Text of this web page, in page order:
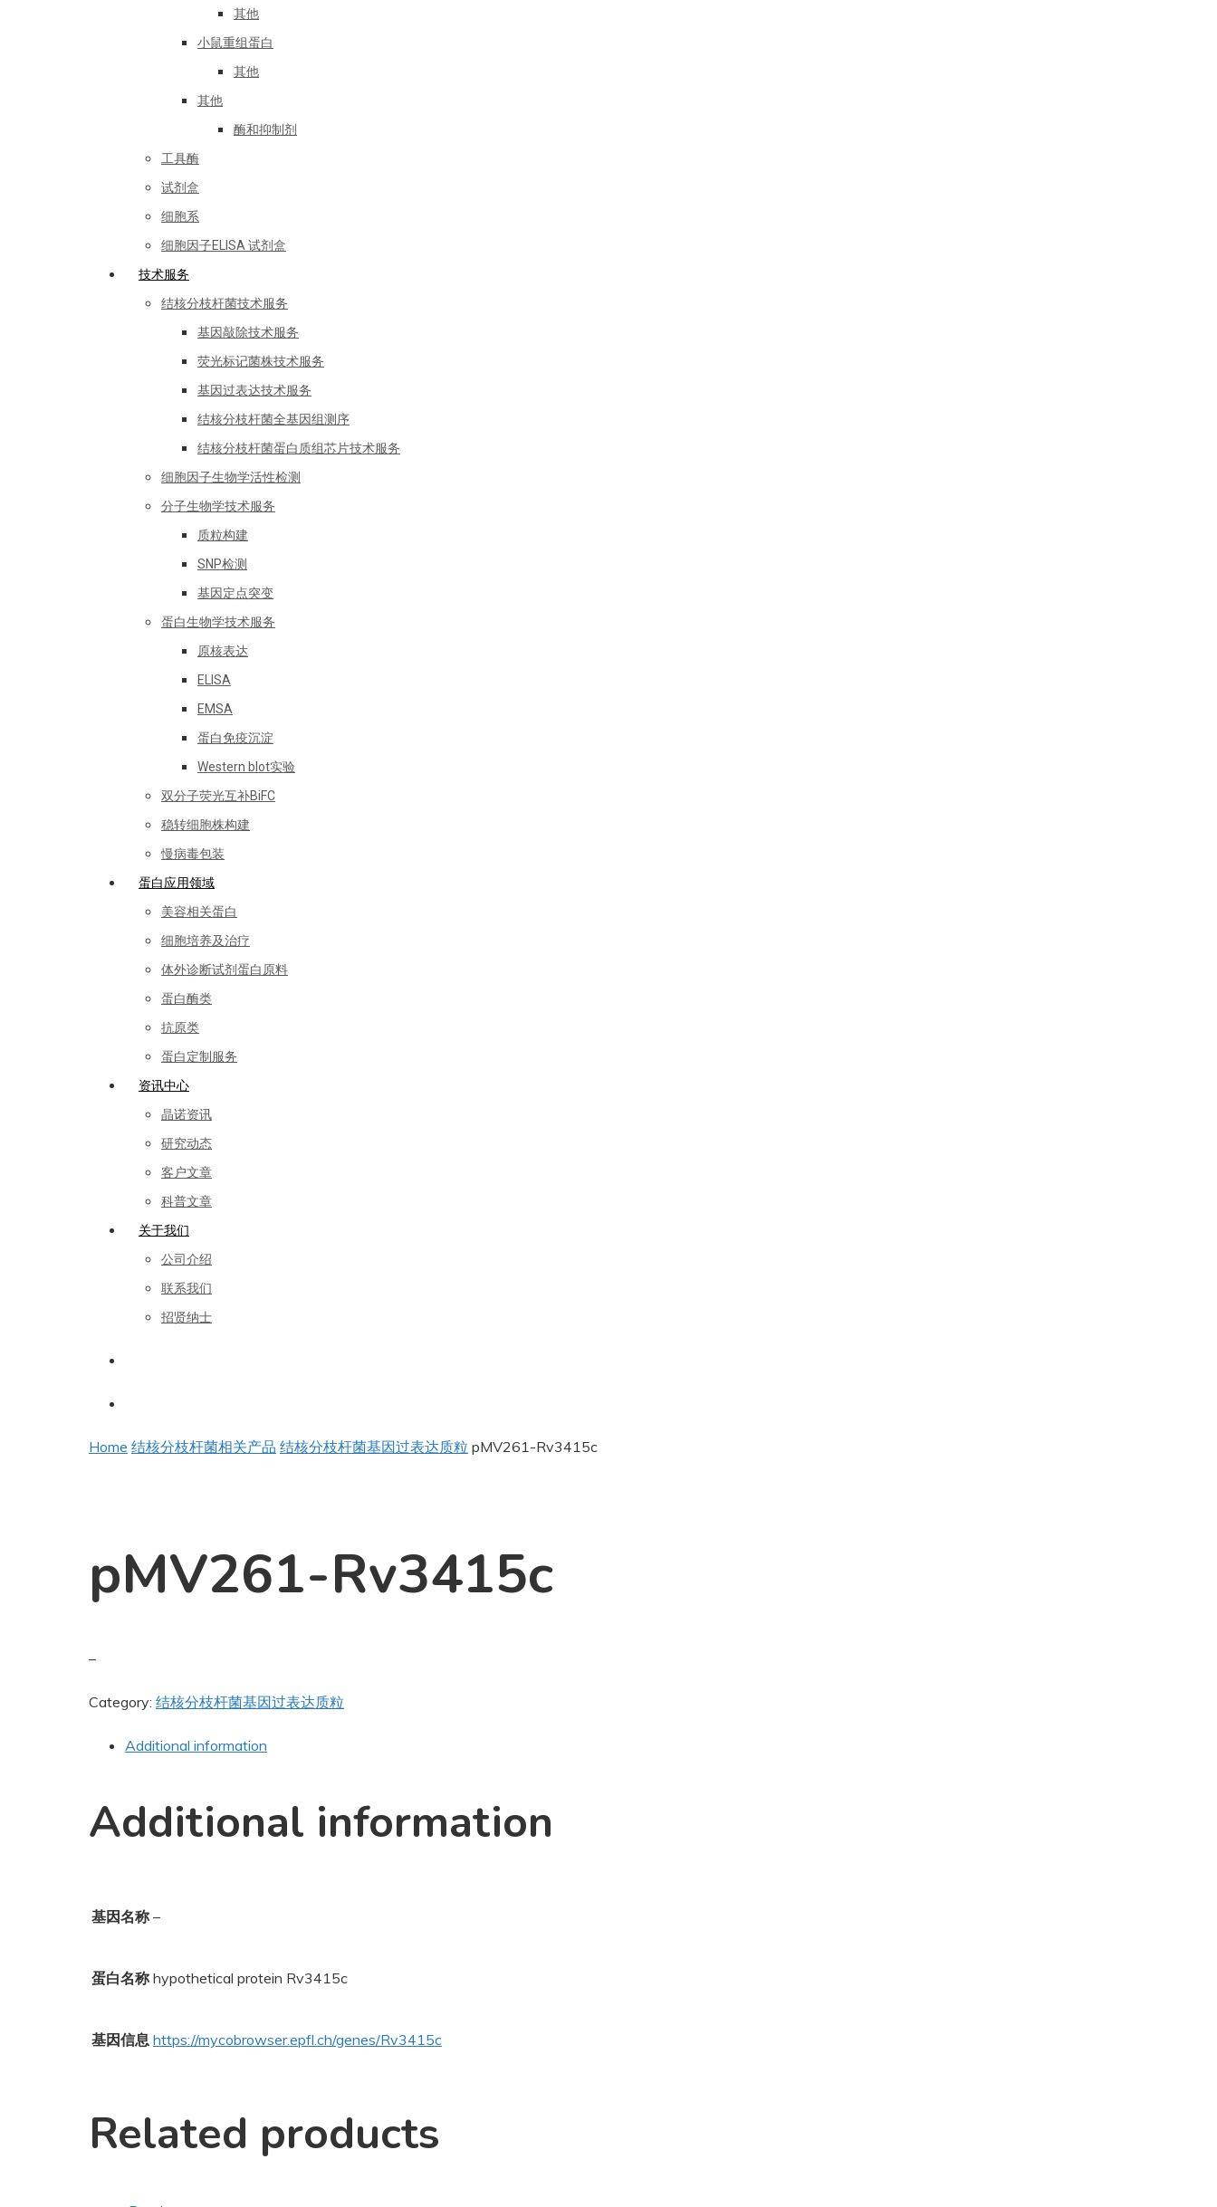
其他
小鼠重组蛋白
其他
其他
酶和抑制剂
工具酶
试剂盒
细胞系
细胞因子ELISA 试剂盒
技术服务
结核分枝杆菌技术服务
基因敲除技术服务
荧光标记菌株技术服务
基因过表达技术服务
结核分枝杆菌全基因组测序
结核分枝杆菌蛋白质组芯片技术服务
细胞因子生物学活性检测
分子生物学技术服务
质粒构建
SNP检测
基因定点突变
蛋白生物学技术服务
原核表达
ELISA
EMSA
蛋白免疫沉淀
Western blot实验
双分子荧光互补BiFC
稳转细胞株构建
慢病毒包装
蛋白应用领域
美容相关蛋白
细胞培养及治疗
体外诊断试剂蛋白原料
蛋白酶类
抗原类
蛋白定制服务
资讯中心
晶诺资讯
研究动态
客户文章
科普文章
关于我们
公司介绍
联系我们
招贤纳士
Home 结核分枝杆菌相关产品 结核分枝杆菌基因过表达质粒 pMV261-Rv3415c
pMV261-Rv3415c
–
Category: 结核分枝杆菌基因过表达质粒
Additional information
Additional information
基因名称 –
蛋白名称 hypothetical protein Rv3415c
基因信息 https://mycobrowser.epfl.ch/genes/Rv3415c
Related products